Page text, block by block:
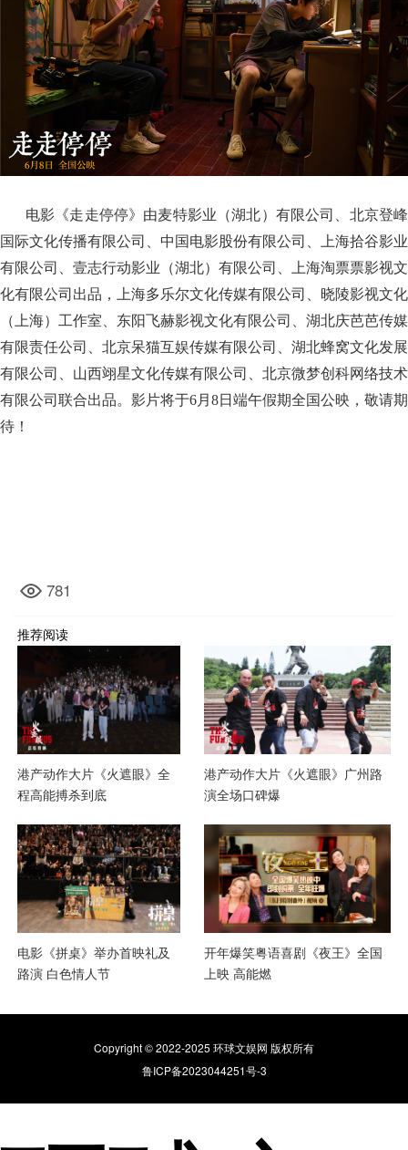
电影《走走停停》由麦特影业（湖北）有限公司、北京登峰
国际文化传播有限公司、中国电影股份有限公司、上海拾谷影业
有限公司、壹志行动影业（湖北）有限公司、上海淘票票影视文
化有限公司出品，上海多乐尔文化传媒有限公司、晓陵影视文化
（上海）工作室、东阳飞赫影视文化有限公司、湖北庆芭芭传媒
有限责任公司、北京呆猫互娱传媒有限公司、湖北蜂窝文化发展
有限公司、山西翊星文化传媒有限公司、北京微梦创科网络技术
有限公司联合出品。影片将于6月8日端午假期全国公映，敬请期
待！
781
推荐阅读
港产动作大片《火遮眼》全
程高能搏杀到底
港产动作大片《火遮眼》广州路
演全场口碑爆
电影《拼桌》举办首映礼及
路演 白色情人节
开年爆笑粤语喜剧《夜王》全国
上映 高能燃
Copyright © 2022-2025 环球文娱网 版权所有
鲁ICP备2023044251号-3